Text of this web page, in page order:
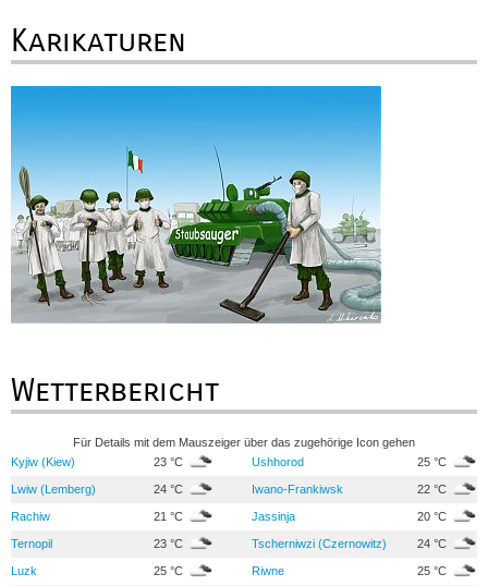
Karikaturen
Wetterbericht
Für Details mit dem Mauszeiger über das zugehörige Icon gehen
Kyjiw (Kiew)
23 °C Ushhorod 25 °C
Lwiw (Lemberg) 24 °C Iwano-Frankiwsk 22 °C
Rachiw 21 °C Jassinja 20 °C
Ternopil 23 °C Tscherniwzi (Czernowitz) 24 °C
Luzk 25 °C Riwne 25 °C